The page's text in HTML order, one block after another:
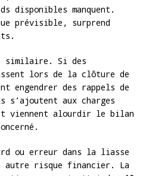
disponibles manquent.
prévisible, surprend
similaire. Si des
lors de la clôture de
engendrer des rappels de
s’ajoutent aux charges
viennent alourdir le bilan
ou erreur dans la liasse
autre risque financier. La